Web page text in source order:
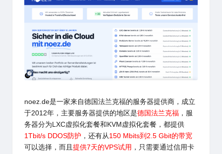
noez.de是一家来自德国法兰克福的服务器提供商，成立
于2012年，主要服务器提供的地区是德国法兰克福 ，服
务器分为LXC虚拟化套餐和KVM虚拟化套餐，都提供
1Tbit/s DDOS防护 ，还有从 150 Mbits到2.5 Gbit的带宽
可以选择，而且 提供7天的VPS试用 ，只需要通过信用卡